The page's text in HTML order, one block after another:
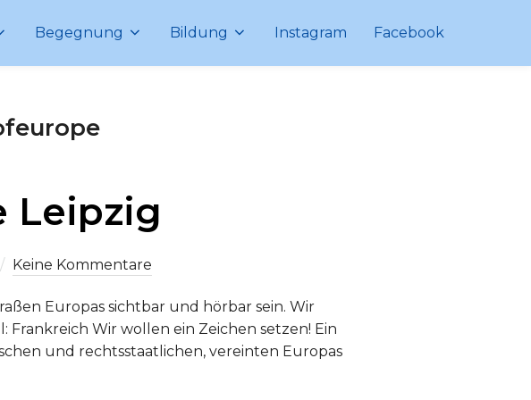
Begegnung Bildung Instagram Facebook
Leipzig
Keine Kommentare
Europas sichtbar und hörbar sein. Wir
Wir wollen ein Zeichen setzen! Ein
und rechtsstaatlichen, vereinten Europas